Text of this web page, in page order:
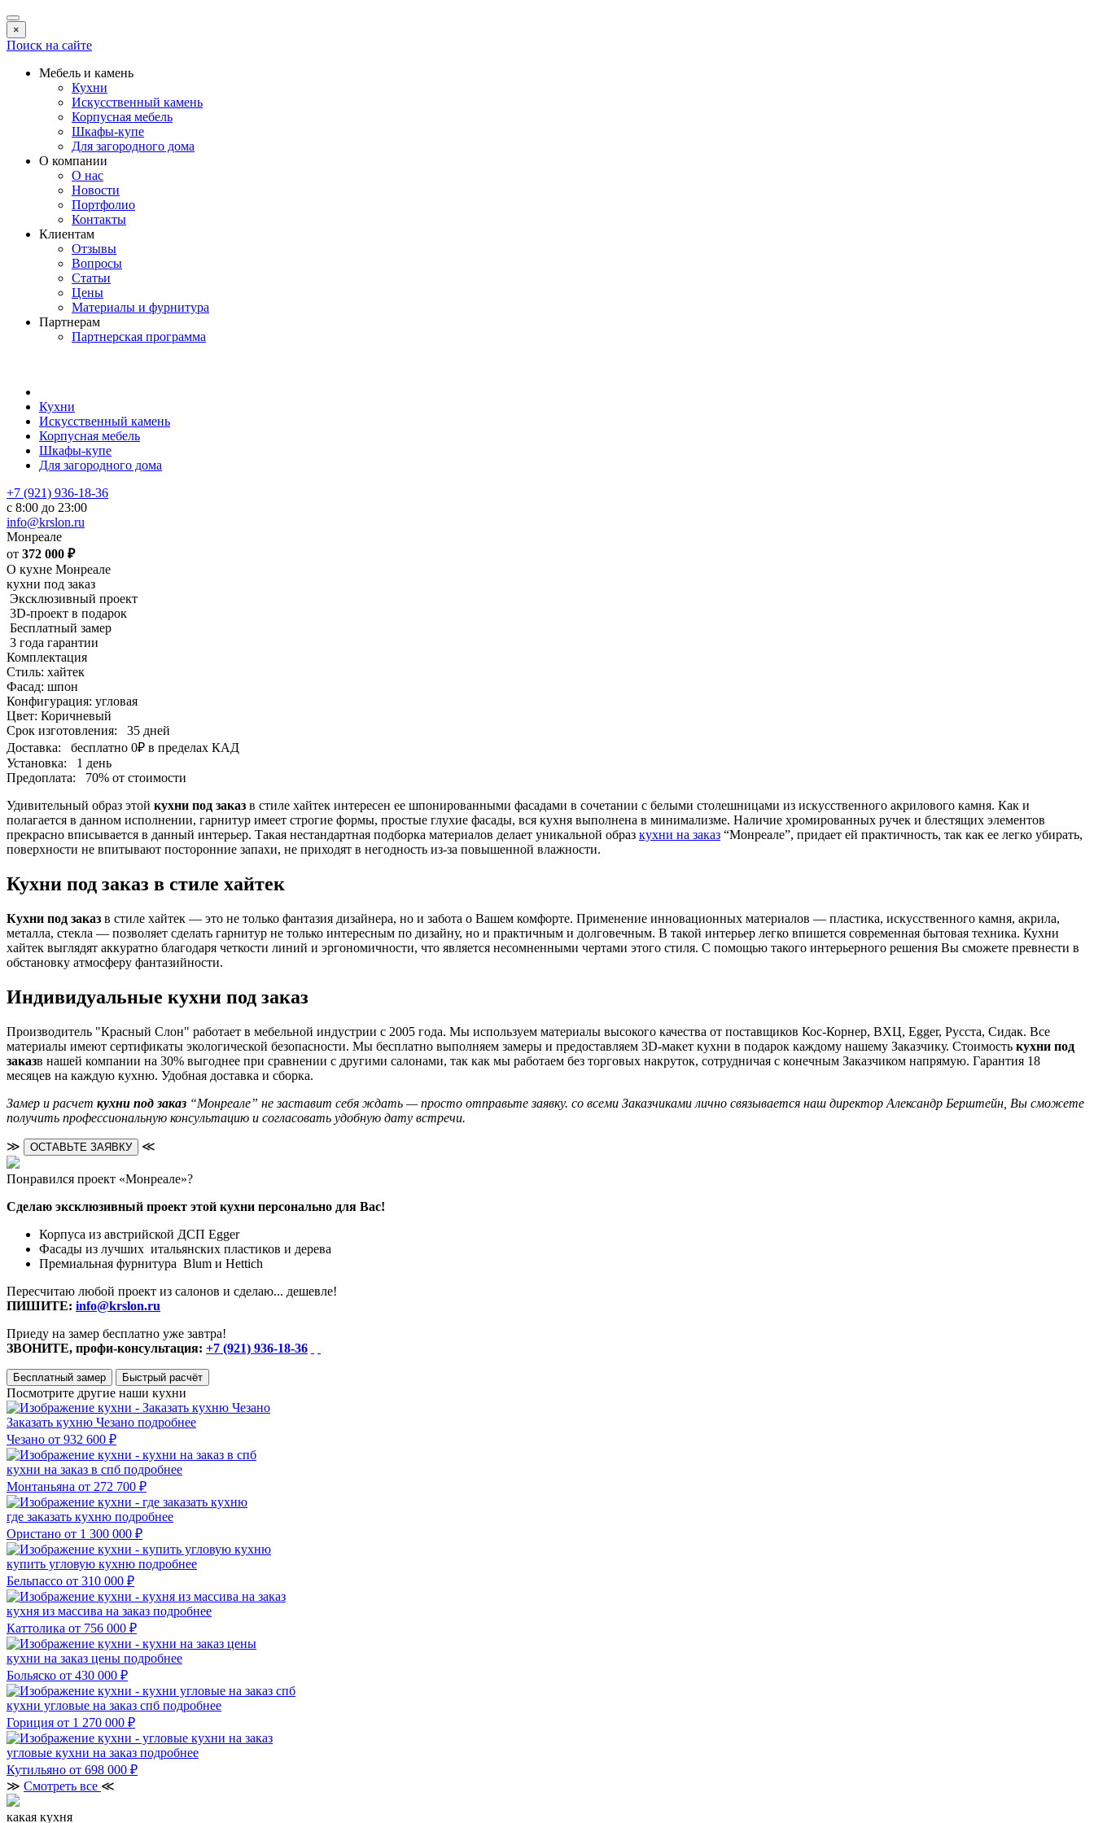
×
Поиск на сайте
Мебель и камень
Кухни
Искусственный камень
Корпусная мебель
Шкафы-купе
Для загородного дома
О компании
О нас
Новости
Портфолио
Контакты
Клиентам
Отзывы
Вопросы
Статьи
Цены
Материалы и фурнитура
Партнерам
Партнерская программа
Кухни
Искусственный камень
Корпусная мебель
Шкафы-купе
Для загородного дома
+7 (921) 936-18-36
с 8:00 до 23:00
info@krslon.ru
Монреале
от 372 000 ₽
О кухне Монреале
кухни под заказ
Эксклюзивный проект
3D-проект в подарок
Бесплатный замер
3 года гарантии
Комплектация
Стиль: хайтек
Фасад: шпон
Конфигурация: угловая
Цвет: Коричневый
Срок изготовления:
35 дней
Доставка:
бесплатно 0₽ в пределах КАД
Установка:
1 день
Предоплата:
70% от стоимости
Удивительный образ этой кухни под заказ в стиле хайтек интересен ее шпонированными фасадами в сочетании с белыми столешницами из искусственного акрилового камня. Как и
полагается в данном исполнении, гарнитур имеет строгие формы, простые глухие фасады, вся кухня выполнена в минимализме. Наличие хромированных ручек и блестящих элементов
прекрасно вписывается в данный интерьер. Такая нестандартная подборка материалов делает уникальной образ кухни на заказ “Монреале”, придает ей практичность, так как ее легко убирать,
поверхности не впитывают посторонние запахи, не приходят в негодность из-за повышенной влажности.
Кухни под заказ в стиле хайтек
Кухни под заказ в стиле хайтек — это не только фантазия дизайнера, но и забота о Вашем комфорте. Применение инновационных материалов — пластика, искусственного камня, акрила,
металла, стекла — позволяет сделать гарнитур не только интересным по дизайну, но и практичным и долговечным. В такой интерьер легко впишется современная бытовая техника. Кухни
хайтек выглядят аккуратно благодаря четкости линий и эргономичности, что является несомненными чертами этого стиля. С помощью такого интерьерного решения Вы сможете превнести в
обстановку атмосферу фантазийности.
Индивидуальные кухни под заказ
Производитель "Красный Слон" работает в мебельной индустрии с 2005 года. Мы используем материалы высокого качества от поставщиков Кос-Корнер, ВХЦ, Egger, Русста, Сидак. Все
материалы имеют сертификаты экологической безопасности. Мы бесплатно выполняем замеры и предоставляем 3D-макет кухни в подарок каждому нашему Заказчику. Стоимость кухни под
заказв нашей компании на 30% выгоднее при сравнении с другими салонами, так как мы работаем без торговых накруток, сотрудничая с конечным Заказчиком напрямую. Гарантия 18
месяцев на каждую кухню. Удобная доставка и сборка.
Замер и расчет кухни под заказ “Монреале” не заставит себя ждать — просто отправьте заявку. со всеми Заказчиками лично связывается наш директор Александр Берштейн, Вы сможете
получить профессиональную консультацию и согласовать удобную дату встречи.
≫ ОСТАВЬТЕ ЗАЯВКУ ≪
Понравился проект «Монреале»?
Сделаю эксклюзивный проект этой кухни персонально для Вас!
Корпуса из австрийской ДСП Egger
Фасады из лучших итальянских пластиков и дерева
Премиальная фурнитура Blum и Hettich
Пересчитаю любой проект из салонов и сделаю... дешевле!
ПИШИТЕ: info@krslon.ru
Приеду на замер бесплатно уже завтра!
ЗВОНИТЕ, профи-консультация: +7 (921) 936-18-36
Бесплатный замер Быстрый расчёт
Посмотрите другие наши кухни
Заказать кухню Чезано подробнее
Чезано от 932 600 ₽
кухни на заказ в спб подробнее
Монтаньяна от 272 700 ₽
где заказать кухню подробнее
Ористано от 1 300 000 ₽
купить угловую кухню подробнее
Бельпассо от 310 000 ₽
кухня из массива на заказ подробнее
Каттолика от 756 000 ₽
кухни на заказ цены подробнее
Больяско от 430 000 ₽
кухни угловые на заказ спб подробнее
Гориция от 1 270 000 ₽
угловые кухни на заказ подробнее
Кутильяно от 698 000 ₽
≫ Смотреть все ≪
какая кухня